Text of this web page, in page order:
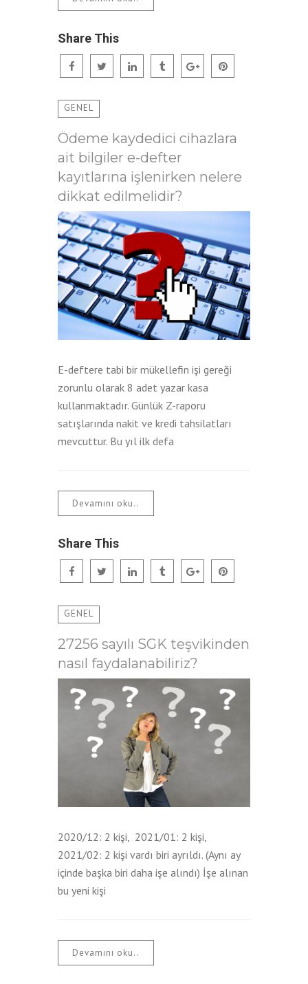
Share This
GENEL
Ödeme kaydedici cihazlara
ait bilgiler e-defter
kayıtlarına işlenirken nelere
dikkat edilmelidir?
E-deftere tabi bir mükellefin işi gereği
zorunlu olarak 8 adet yazar kasa
kullanmaktadır. Günlük Z-raporu
satışlarında nakit ve kredi tahsilatları
mevcuttur. Bu yıl ilk defa
Devamını oku..
Share This
GENEL
27256 sayılı SGK teşvikinden
nasıl faydalanabiliriz?
2020/12: 2 kişi, 2021/01: 2 kişi,
2021/02: 2 kişi vardı biri ayrıldı. (Aynı ay
içinde başka biri daha işe alındı) İşe alınan
bu yeni kişi
Devamını oku..